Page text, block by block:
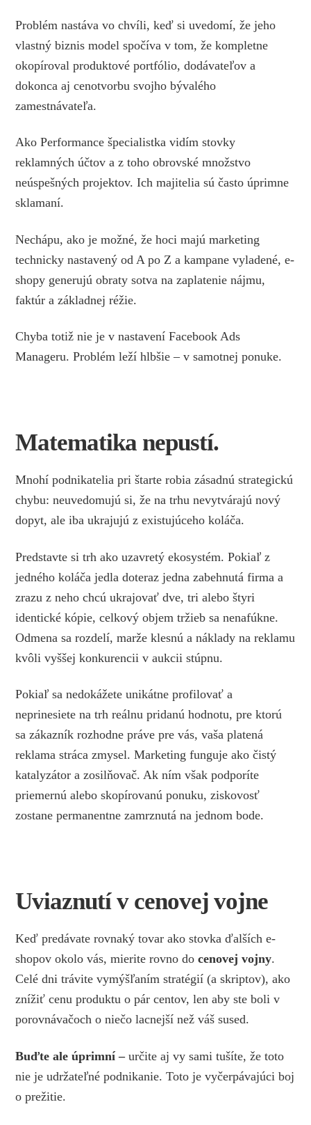
Problém nastáva vo chvíli, keď si uvedomí, že jeho
vlastný biznis model spočíva v tom, že kompletne
okopíroval produktové portfólio, dodávateľov a
dokonca aj cenotvorbu svojho bývalého
zamestnávateľa.
Ako Performance špecialistka vidím stovky
reklamných účtov a z toho obrovské množstvo
neúspešných projektov. Ich majitelia sú často úprimne
sklamaní.
Nechápu, ako je možné, že hoci majú marketing
technicky nastavený od A po Z a kampane vyladené, e-
shopy generujú obraty sotva na zaplatenie nájmu,
faktúr a základnej réžie.
Chyba totiž nie je v nastavení Facebook Ads
Manageru. Problém leží hlbšie – v samotnej ponuke.
Matematika nepustí.
Mnohí podnikatelia pri štarte robia zásadnú strategickú
chybu: neuvedomujú si, že na trhu nevytvárajú nový
dopyt, ale iba ukrajujú z existujúceho koláča.
Predstavte si trh ako uzavretý ekosystém. Pokiaľ z
jedného koláča jedla doteraz jedna zabehnutá firma a
zrazu z neho chcú ukrajovať dve, tri alebo štyri
identické kópie, celkový objem tržieb sa nenafúkne.
Odmena sa rozdelí, marže klesnú a náklady na reklamu
kvôli vyššej konkurencii v aukcii stúpnu.
Pokiaľ sa nedokážete unikátne profilovať a
neprinesiete na trh reálnu pridanú hodnotu, pre ktorú
sa zákazník rozhodne práve pre vás, vaša platená
reklama stráca zmysel. Marketing funguje ako čistý
katalyzátor a zosilňovač. Ak ním však podporíte
priemernú alebo skopírovanú ponuku, ziskovosť
zostane permanentne zamrznutá na jednom bode.
Uviaznutí v cenovej vojne
Keď predávate rovnaký tovar ako stovka ďalších e-
shopov okolo vás, mierite rovno docenovej vojny.
Celé dni trávite vymýšľaním stratégií (a skriptov), ako
znížiť cenu produktu o pár centov, len aby ste boli v
porovnávačoch o niečo lacnejší než váš sused.
Buďte ale úprimní –určite aj vy sami tušíte, že toto
nie je udržateľné podnikanie. Toto je vyčerpávajúci boj
o prežitie.